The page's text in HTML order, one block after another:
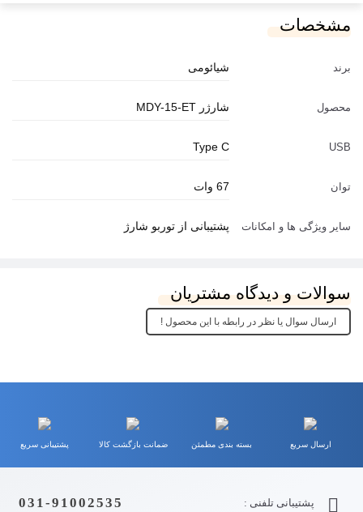
مشخصات
برند شیائومی
محصول شارژر MDY-15-ET
USB
Type C
توان 67 وات
سایر ویژگی ها و امکانات پشتیبانی از توربو شارژ
سوالات و دیدگاه مشتریان
ارسال سوال یا نظر در رابطه با این محصول !
ارسال سریع بسته بندی مطمئن ضمانت بازگشت کالا پشتیبانی سریع
پشتیبانی تلفنی : 031-91002535